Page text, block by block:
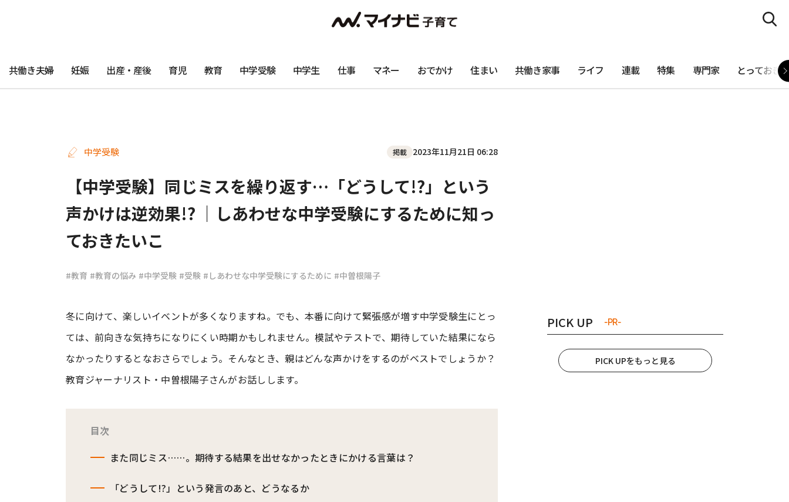
共働き夫婦 妊娠 出産・産後 育児 教育 中学受験 中学生 仕事 マネー おでかけ 住まい 共働き家事 ライフ 連載 特集 専門家 とっておき
中学受験 掲載 2023年11月21日 06:28
【中学受験】同じミスを繰り返す…「どうして!?」という
声かけは逆効果!? ｜しあわせな中学受験にするために知っ
ておきたいこ
#教育 #教育の悩み #中学受験 #受験 #しあわせな中学受験にするために #中曽根陽子
冬に向けて、楽しいイベントが多くなりますね。でも、本番に向けて緊張感が増す中学受験生にとっ
ては、前向きな気持ちになりにくい時期かもしれません。模試やテストで、期待していた結果になら
なかったりするとなおさらでしょう。そんなとき、親はどんな声かけをするのがベストでしょうか？
教育ジャーナリスト・中曽根陽子さんがお話しします。
目次
また同じミス……。期待する結果を出せなかったときにかける言葉は？
「どうして!?」という発言のあと、どうなるか
PICK UP -PR-
PICK UPをもっと見る